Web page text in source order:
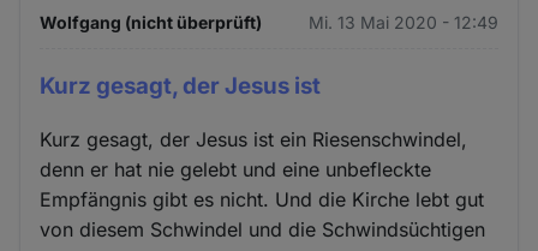
Wolfgang (nicht überprüft) Mi. 13 Mai 2020 - 12:49
Kurz gesagt, der Jesus ist
Kurz gesagt, der Jesus ist ein Riesenschwindel,
denn er hat nie gelebt und eine unbefleckte
Empfängnis gibt es nicht. Und die Kirche lebt gut
von diesem Schwindel und die Schwindsüchtigen